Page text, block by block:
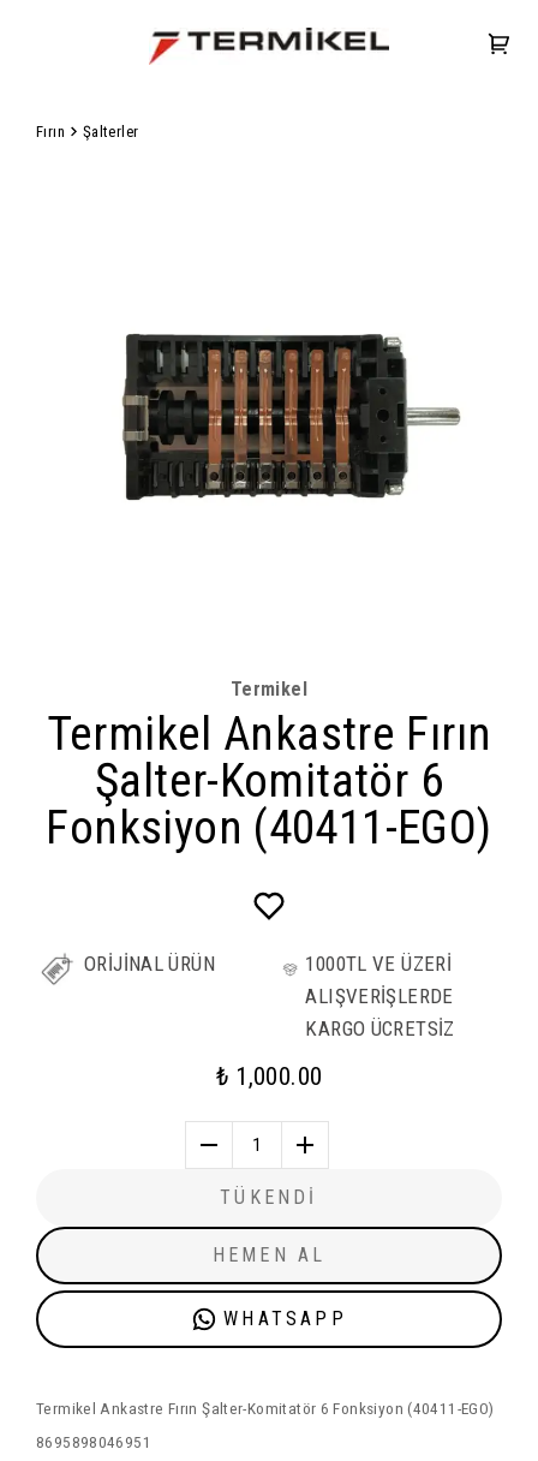
Fırın Şalterler
Termikel
Termikel Ankastre Fırın
Şalter-Komitatör 6
Fonksiyon (40411-EGO)
ORİJİNAL ÜRÜN
1000TL VE ÜZERİ
ALIŞVERİŞLERDE
KARGO ÜCRETSİZ
₺ 1,000.00
1
TÜKENDİ
HEMEN AL
WHATSAPP
Termikel Ankastre Fırın Şalter-Komitatör 6 Fonksiyon (40411-EGO)
8695898046951